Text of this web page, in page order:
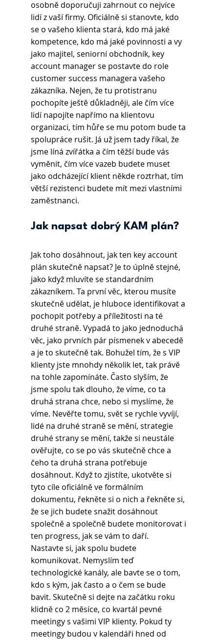
osobně doporučuji zahrnout co nejvíce
lidí z vaší firmy. Oficiálně si stanovte, kdo
se o vašeho klienta stará, kdo má jaké
kompetence, kdo má jaké povinnosti a vy
jako majitel, seniorní obchodník, key
account manager se postavte do role
customer success managera vašeho
zákazníka. Nejen, že tu protistranu
pochopíte ještě důkladněji, ale čím více
lidí napojíte napřímo na klientovu
organizaci, tím hůře se mu potom bude ta
spolupráce rušit. Já už jsem tady říkal, že
jsme líná zvířátka a čím těžší bude vás
vyměnit, čím více vazeb budete muset
jako odcházející klient někde roztrhat, tím
větší rezistenci budete mít mezi vlastními
zaměstnanci.
Jak napsat dobrý KAM plán?
Jak toho dosáhnout, jak ten key account
plán skutečně napsat? Je to úplně stejné,
jako když mluvíte se standardním
zákazníkem. Ta první věc, kterou musíte
skutečně udělat, je hluboce identifikovat a
pochopit potřeby a příležitosti na té
druhé straně. Vypadá to jako jednoduchá
věc, jako prvních pár písmenek v abecedě
a je to skutečně tak. Bohužel tím, že s VIP
klienty jste mnohdy několik let, tak právě
na tohle zapomínáte. Často slyším, že
jsme spolu tak dlouho, že víme, co ta
druhá strana chce, nebo si myslíme, že
víme. Nevěřte tomu, svět se rychle vyvíjí,
lidé na druhé straně se mění, strategie
druhé strany se mění, takže si neustále
ověřujte, co se po vás skutečně chce a
čeho ta druhá strana potřebuje
dosáhnout. Když to zjistíte, ukotvěte si
tyto cíle oficiálně ve formálním
dokumentu, řekněte si o nich a řekněte si,
že se jich budete snažit dosáhnout
společně a společně budete monitorovat i
ten progress, jak se vám to daří.
Nastavte si, jak spolu budete
komunikovat. Nemyslím teď
technologické kanály, ale bavte se o tom,
kdo s kým, jak často a o čem se bude
bavit. Skutečně si dejte na začátku roku
klidně co 2 měsíce, co kvartál pevné
meetingy s vašimi VIP klienty. Pokud ty
meetingy budou v kalendáři hned od